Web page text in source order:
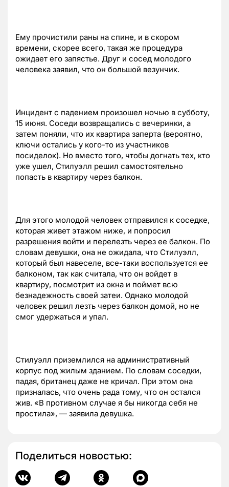
Ему прочистили раны на спине, и в скором
времени, скорее всего, такая же процедура
ожидает его запястье. Друг и сосед молодого
человека заявил, что он большой везунчик.
Инцидент с падением произошел ночью в субботу,
15 июня. Соседи возвращались с вечеринки, а
затем поняли, что их квартира заперта (вероятно,
ключи остались у кого-то из участников
посиделок). Но вместо того, чтобы догнать тех, кто
уже ушел, Стилуэлл решил самостоятельно
попасть в квартиру через балкон.
Для этого молодой человек отправился к соседке,
которая живет этажом ниже, и попросил
разрешения войти и перелезть через ее балкон. По
словам девушки, она не ожидала, что Стилуэлл,
который был навеселе, все-таки воспользуется ее
балконом, так как считала, что он войдет в
квартиру, посмотрит из окна и поймет всю
безнадежность своей затеи. Однако молодой
человек решил лезть через балкон домой, но не
смог удержаться и упал.
Стилуэлл приземлился на административный
корпус под жилым зданием. По словам соседки,
падая, британец даже не кричал. При этом она
призналась, что очень рада тому, что он остался
жив. «В противном случае я бы никогда себя не
простила», — заявила девушка.
Поделиться новостью: